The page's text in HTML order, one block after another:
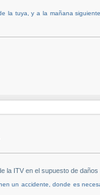
la tuya, y a la mañana
la ITV en el supuesto de
un accidente, donde es